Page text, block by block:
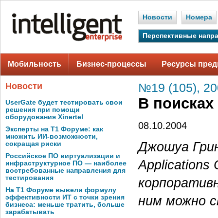
Новости Номера
Перспективные
Мобильность Бизнес-процессы Ресурсы
Новости
UserGate будет тестировать свои
решения при помощи
оборудования Xinertel
Эксперты на Т1 Форуме: как
множить ИИ-возможности,
сокращая риски
Российское ПО виртуализации и
инфраструктурное ПО — наиболее
востребованные направления для
тестирования
На Т1 Форуме вывели формулу
эффективности ИТ с точки зрения
бизнеса: меньше тратить, больше
зарабатывать
№19 (105),
В
08.10.2004
Джошуа
Applications
ним можно